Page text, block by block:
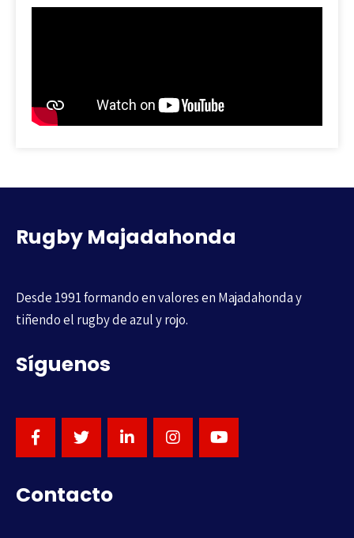
Rugby Majadahonda
Desde 1991 formando en valores en Majadahonda y
tiñendo el rugby de azul y rojo.
Síguenos
Contacto